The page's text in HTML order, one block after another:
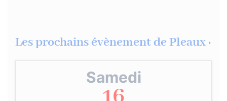
Les prochains évènement de Pleaux :
Samedi